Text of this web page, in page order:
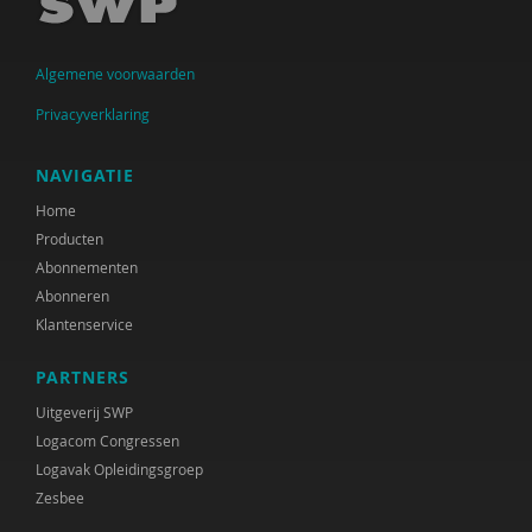
Jolanda Douma
Roelof Hortulanus
Mariëtte van den Hoven
Bea Jongsma
Yildiz Karadag
Ruudje Kea
Algemene voorwaarden
Privacyverklaring
NAVIGATIE
Home
Producten
Abonnementen
Abonneren
Klantenservice
PARTNERS
Uitgeverij SWP
Logacom Congressen
Logavak Opleidingsgroep
Zesbee